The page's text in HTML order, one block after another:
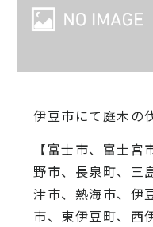
伊豆市にて庭木の
【富士市、富士
野市、長泉町、三
津市、熱海市、伊
市、東伊豆町、西